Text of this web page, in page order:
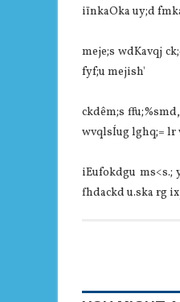
iïnkaOka uy;d
meje;s wdKavqj
fyf;u mejish'
ckdêm;s
wvqlsÍug lghq;= lr
iEufokdgu
fhdackd u.ska rg